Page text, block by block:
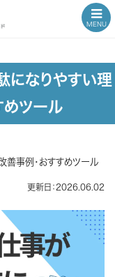
MENU
になりやすい理
めツール
善事例・おすすめツール
更新日：2026.06.02